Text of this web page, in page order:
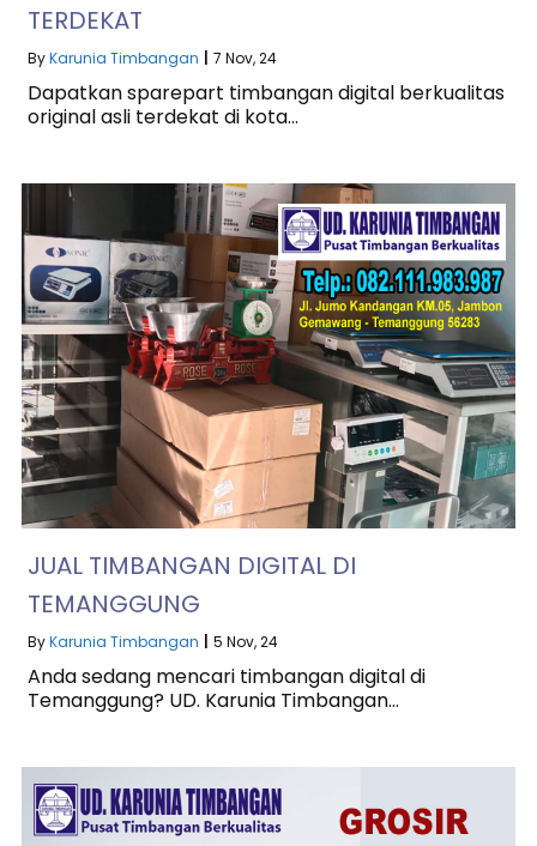
TERDEKAT
ByKarunia Timbangan 7 Nov, 24
Dapatkan sparepart timbangan digital berkualitas
original asli terdekat di kota…
JUAL TIMBANGAN DIGITAL DI
TEMANGGUNG
ByKarunia Timbangan 5 Nov, 24
Anda sedang mencari timbangan digital di
Temanggung? UD. Karunia Timbangan…